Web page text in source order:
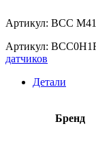
Артикул: BCC
Артикул:
датчиков
Детали
Бренд